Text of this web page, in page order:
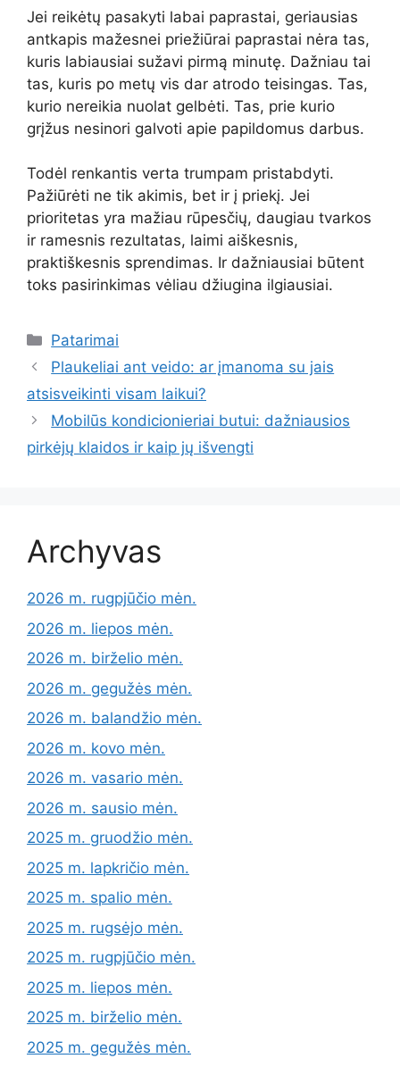
Jei reikėtų pasakyti labai paprastai, geriausias
antkapis mažesnei priežiūrai paprastai nėra tas,
kuris labiausiai sužavi pirmą minutę. Dažniau tai
tas, kuris po metų vis dar atrodo teisingas. Tas,
kurio nereikia nuolat gelbėti. Tas, prie kurio
grįžus nesinori galvoti apie papildomus darbus.
Todėl renkantis verta trumpam pristabdyti.
Pažiūrėti ne tik akimis, bet ir į priekį. Jei
prioritetas yra mažiau rūpesčių, daugiau tvarkos
ir ramesnis rezultatas, laimi aiškesnis,
praktiškesnis sprendimas. Ir dažniausiai būtent
toks pasirinkimas vėliau džiugina ilgiausiai.
Kategorijos
Patarimai
Plaukeliai ant veido: ar įmanoma su jais
atsisveikinti visam laikui?
Mobilūs kondicionieriai butui: dažniausios
pirkėjų klaidos ir kaip jų išvengti
Archyvas
2026 m. rugpjūčio mėn.
2026 m. liepos mėn.
2026 m. birželio mėn.
2026 m. gegužės mėn.
2026 m. balandžio mėn.
2026 m. kovo mėn.
2026 m. vasario mėn.
2026 m. sausio mėn.
2025 m. gruodžio mėn.
2025 m. lapkričio mėn.
2025 m. spalio mėn.
2025 m. rugsėjo mėn.
2025 m. rugpjūčio mėn.
2025 m. liepos mėn.
2025 m. birželio mėn.
2025 m. gegužės mėn.